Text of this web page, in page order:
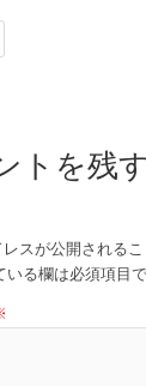
トを残
レスが公開されるこ
いる欄は必須項目